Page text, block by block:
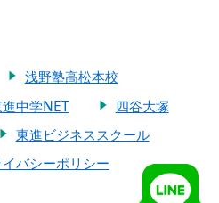
浅野塾高松本校
中学NET
四谷大塚
東進ビジネススクール
バシーポリシー